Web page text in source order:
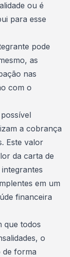
ou é
para esse
pode
as
nas
com o
possível
a cobrança
Este valor
da carta de
em um
financeira
que todos
o
de forma